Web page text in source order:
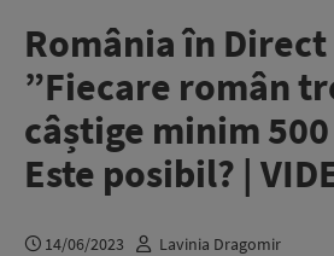
România în Direct
”Fiecare român
câștige minim 500
Este posibil? |
14/06/2023 Lavinia Dragomir